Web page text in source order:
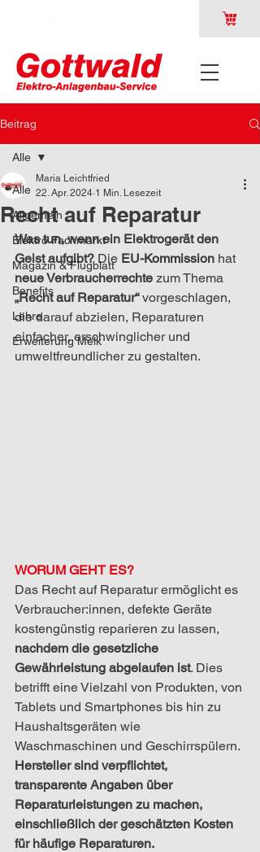
Beitrag
Alle
Allgemein
Elektro Fachmarkt
Magazin & Flugblatt
Benefits
Lehre
Erweiterung Melk
Alle
Recht auf Reparatur
Maria Leichtfried
22. Apr. 2024 1 Min. Lesezeit
Was tun, wenn ein Elektrogerät den
Geist aufgibt? Die EU-Kommission hat
neue Verbraucherrechte zum Thema
„Recht auf Reparatur“ vorgeschlagen,
die darauf abzielen, Reparaturen
einfacher, erschwinglicher und
umweltfreundlicher zu gestalten.
WORUM GEHT ES?
Das Recht auf Reparatur ermöglicht es
Verbraucher:innen, defekte Geräte
kostengünstig reparieren zu lassen,
nachdem die gesetzliche
Gewährleistung abgelaufen ist. Dies
betrifft eine Vielzahl von Produkten, von
Tablets und Smartphones bis hin zu
Haushaltsgeräten wie
Waschmaschinen und Geschirrspülern.
Hersteller sind verpflichtet,
transparente Angaben über
Reparaturleistungen zu machen,
einschließlich der geschätzten Kosten
für häufige Reparaturen.